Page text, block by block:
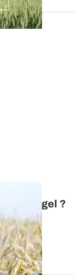
au gel ?
gelées,